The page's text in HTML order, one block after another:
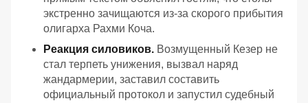
экстренно зачищаются из-за скорого прибытия
олигарха Рахми Коча.
Реакция силовиков. Возмущенный Кезер не
стал терпеть унижения, вызвал наряд
жандармерии, заставил составить
официальный протокол и запустил судебный